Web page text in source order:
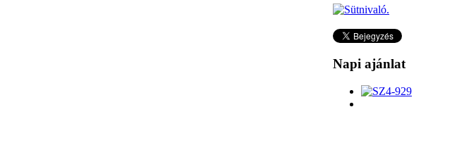
Napi ajánlat